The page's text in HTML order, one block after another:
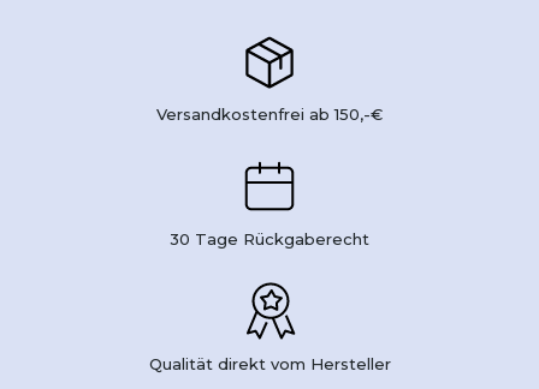
Versandkostenfrei ab 150,-€
30 Tage Rückgaberecht
Qualität direkt vom Hersteller